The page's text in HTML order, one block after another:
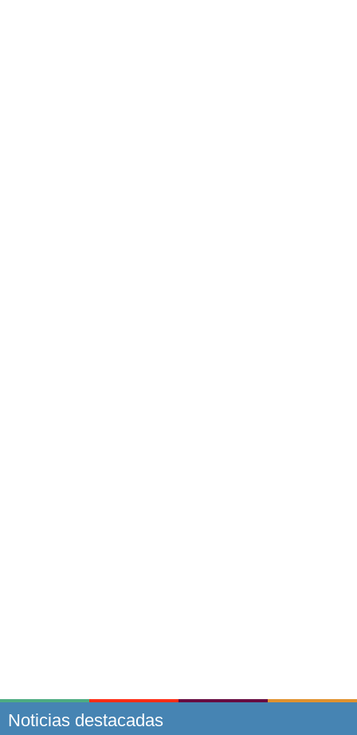
Noticias destacadas